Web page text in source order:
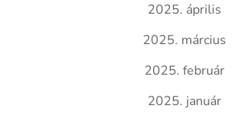
2025. április
2025. március
2025. február
2025. január